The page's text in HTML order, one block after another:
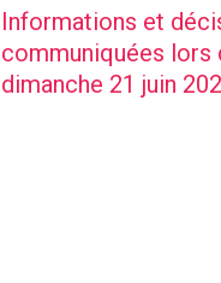
Informations et
communiquées lors
dimanche 21 juin